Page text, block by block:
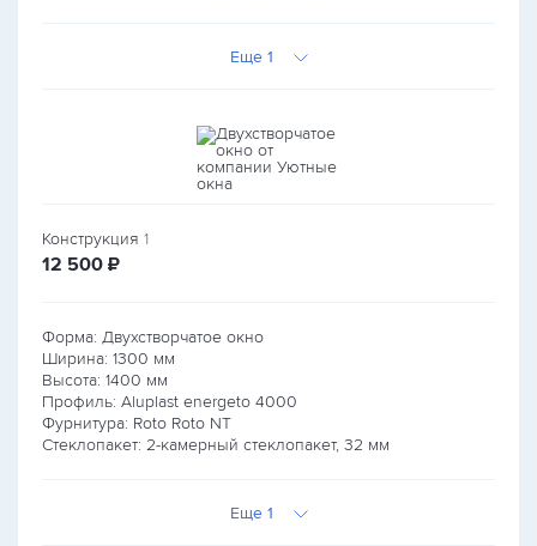
Еще 1
Конструкция 1
12 500 руб.
₽
Форма: Двухстворчатое окно
Ширина: 1300 мм
Высота: 1400 мм
Профиль: Aluplast energeto 4000
Фурнитура: Roto Roto NT
Стеклопакет: 2-камерный стеклопакет, 32 мм
Еще 1